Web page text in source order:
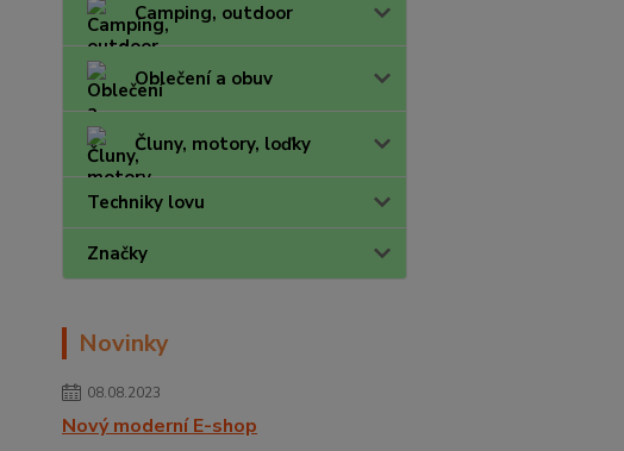
Camping, outdoor
Oblečení a obuv
Čluny, motory, loďky
Techniky lovu
Značky
Novinky
08.08.2023
Nový moderní E-shop